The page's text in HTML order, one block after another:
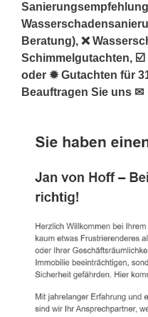
Beratung), ❌
Schimmelgutachten,
oder ✹ Gutachten für
Beauftragen Sie uns ✉